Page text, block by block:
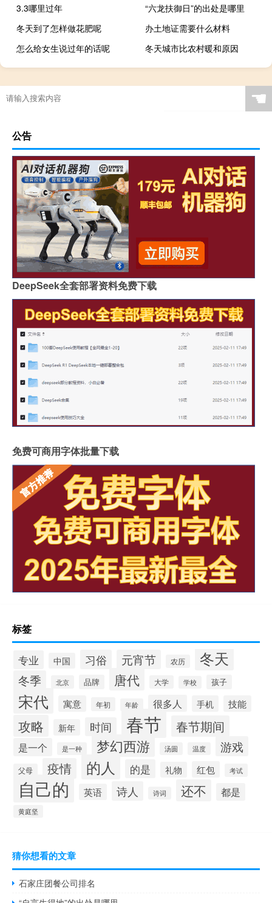
3.3哪里过年
“六龙扶御日”的出处是哪里
冬天到了怎样做花肥呢
办土地证需要什么材料
怎么给女生说过年的话呢
冬天城市比农村暖和原因
☚
公告
DeepSeek全套部署资料免费下载
免费可商用字体批量下载
标签
专业 中国 习俗 元宵节 农历 冬天
冬季 北京 品牌 唐代 大学 学校 孩子
宋代 寓意 年初 年龄 很多人 手机 技能
攻略 新年 时间 春节 春节期间
是一个 是一种 梦幻西游 汤圆 温度 游戏
父母 疫情 的人 的是 礼物 红包 考试
自己的 英语 诗人 诗词 还不 都是
黄庭坚
猜你想看的文章
石家庄团餐公司排名